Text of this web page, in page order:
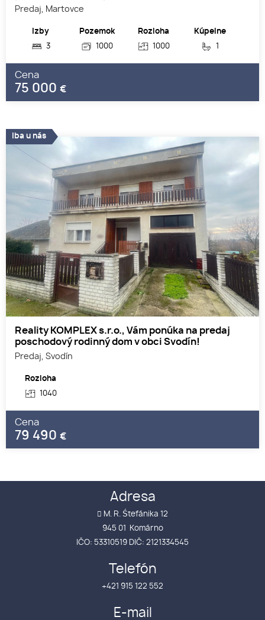
Predaj, Martovce
Izby
3
Pozemok
1000
Rozloha
1000
Kúpelne
1
Cena
75 000 €
Reality KOMPLEX s.r.o., Vám ponúka na predaj
poschodový rodinný dom v obci Svodín!
Predaj, Svodín
Rozloha
1040
Cena
79 490 €
Iba u nás
Adresa
M. R. Śtefánika 12
945 01 Komárno
IČO: 53310519 DIČ: 2121334545
Telefón
+421 915 122 552
E-mail